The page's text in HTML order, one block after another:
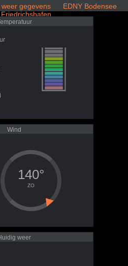
weer gegevens EDNY Bodensee
Wind
140°
ZO
weer